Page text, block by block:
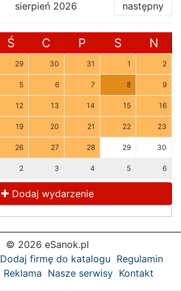
sierpień 2026 następny
Ś C P S N
29 30 31 1 2
5 6 7 8 9
12 13 14 15 16
19 20 21 22 23
26 27 28 29 30
2 3 4 5 6
Dodaj wydarzenie
© 2026 eSanok.pl
Dodaj firmę do katalogu Regulamin
Reklama Nasze serwisy Kontakt